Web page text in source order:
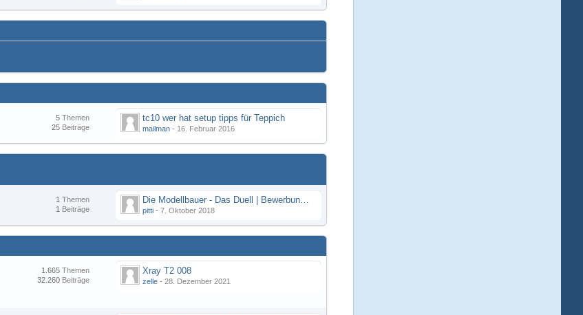
Themen
5
Beiträge
25
tc10 wer hat setup tipps für Teppich
mailman - 16. Februar 2016
Themen
1
Beiträge
1
Die Modellbauer - Das Duell | Bewerbung für neue Staffel bei DMAX *Werbung*
pitti - 7. Oktober 2018
Themen
1.665
Beiträge
32.260
Xray T2 008
zelle - 28. Dezember 2021